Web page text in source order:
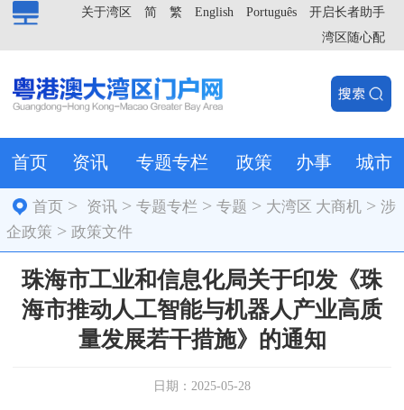
开启长者助手
Português
English
繁
简
关于湾区
湾区随心配
首页 资讯 专题专栏 政策 办事 城市
首页 > 资讯 >专题专栏 >专题 > 大湾区 大商机 >涉
企政策 > 政策文件
珠海市工业和信息化局关于印发《珠
海市推动人工智能与机器人产业高质
量发展若干措施》的通知
日期：2025-05-28